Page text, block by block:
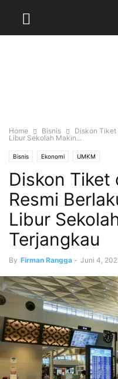
Home Bisnis
Diskon Tiket
Libur Sekolah Makin...
Bisnis Ekonomi UMKM
Diskon Tiket
Resmi
Libur
Terjangkau
By Firman Rangga - Juni 4,